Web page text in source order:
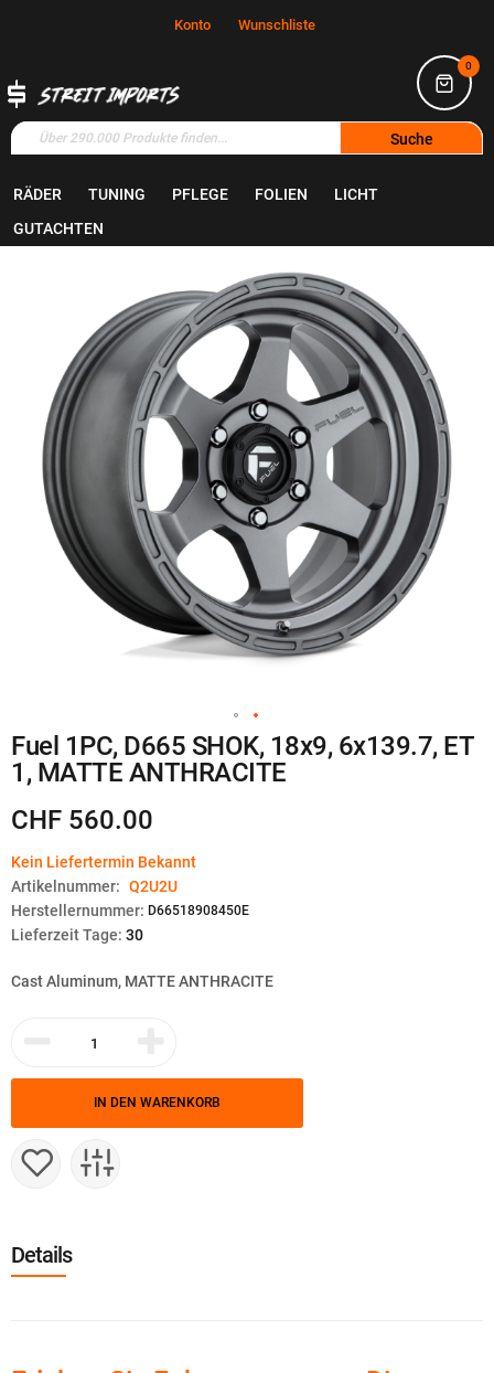
Konto Wunschliste
0
Suche
RÄDER TUNING PFLEGE FOLIEN
LICHT
GUTACHTEN
Zum
Ende
Zum
Anfang
der
Bildgalerie
Fuel 1PC, D665 SHOK, 18x9, 6x139.7, ET
1, MATTE ANTHRACITE
CHF 560.00
Kein Liefertermin Bekannt
Artikelnummer: Q2U2U
Herstellernummer: D66518908450E
Lieferzeit Tage: 30
Cast Aluminum, MATTE ANTHRACITE
IN DEN WARENKORB
Details